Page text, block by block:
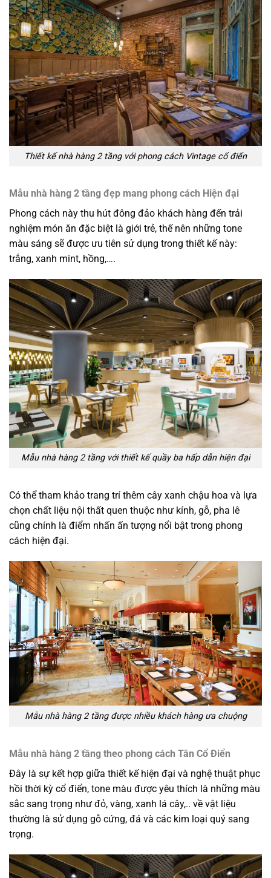
Thiết kế nhà hàng 2 tầng với phong cách Vintage cổ điển
Mẫu nhà hàng 2 tầng đẹp mang phong cách Hiện đại
Phong cách này thu hút đông đảo khách hàng đến trải
nghiệm món ăn đặc biệt là giới trẻ, thế nên những tone
màu sáng sẽ được ưu tiên sử dụng trong thiết kế này:
trắng, xanh mint, hồng,….
Mẫu nhà hàng 2 tầng với thiết kế quầy ba hấp dẫn hiện đại
Có thể tham khảo trang trí thêm cây xanh chậu hoa và lựa
chọn chất liệu nội thất quen thuộc như kính, gỗ, pha lê
cũng chính là điểm nhấn ấn tượng nổi bật trong phong
cách hiện đại.
Mẫu nhà hàng 2 tầng được nhiều khách hàng ưa chuộng
Mẫu nhà hàng 2 tầng theo phong cách Tân Cổ Điển
Đây là sự kết hợp giữa thiết kế hiện đại và nghệ thuật phục
hồi thời kỳ cổ điển, tone màu được yêu thích là những màu
sắc sang trọng như đỏ, vàng, xanh lá cây,.. về vật liệu
thường là sử dụng gỗ cứng, đá và các kim loại quý sang
trọng.